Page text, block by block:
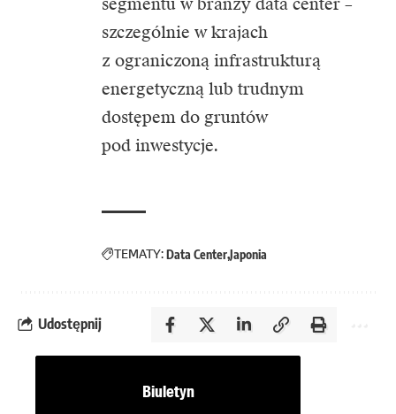
szczególnie w krajach
z ograniczoną infrastrukturą
energetyczną lub trudnym
dostępem do gruntów
pod inwestycje.
TEMATY:Data CenterJaponia
Udostępnij
Biuletyn